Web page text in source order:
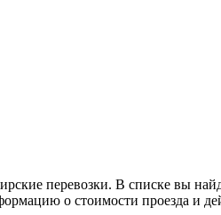
перевозки. В списке вы
о стоимости проезда и